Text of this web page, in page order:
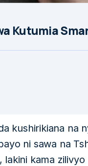
Kutumia
kushirikiana na
ni sawa na
kama